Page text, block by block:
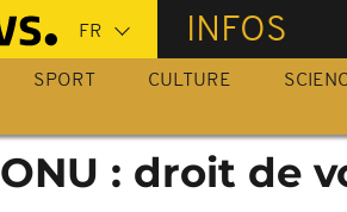
INFOS
SPORT CULTURE
ONU : droit de